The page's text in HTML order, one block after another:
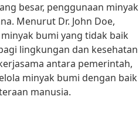
besar, penggunaan minyak
Menurut Dr. John Doe,
bumi yang tidak baik
lingkungan dan kesehatan
antara pemerintah,
minyak bumi dengan baik
manusia.